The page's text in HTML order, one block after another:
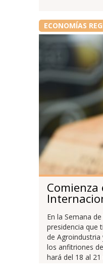
ECONOMÍAS
Comienza
En la Semana
presidencia que
de Agroindustria
los anfitriones
hará del 18 al